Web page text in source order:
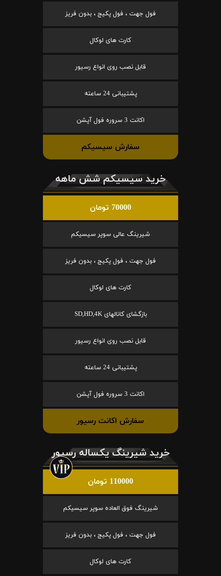
فول جهت ، فول پکیج ، بدون فریز
کارت های لوکال
قابل نصب روی انواع رسیور
پشتیبانی 24 ساعته
اکانت 3 سروره فول آپشن
سفارش سیسیکم
خرید سیسیکم شش ماهه
70000 تومان
شیرینگ عالی سوپر سیسیکم
فول جهت ، فول پکیج ، بدون فریز
کارت های لوکال
بازگشای کانالهای SD,HD,4K
قابل نصب روی انواع رسیور
پشتیبانی 24 ساعته
اکانت 3 سروره فول آپشن
سفارش اکانت رسیور
خرید شیرینگ یکساله رسیور
110000 تومان
شیرینگ فوق العاده سوپر سیسیکم
فول جهت ، فول پکیج ، بدون فریز
کارت های لوکال